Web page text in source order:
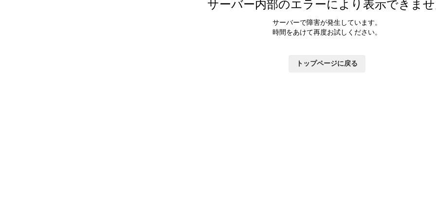
サーバー内部のエラーにより表示できま
サーバーで障害が発生しています。
時間をあけて再度お試しください。
トップページに戻る